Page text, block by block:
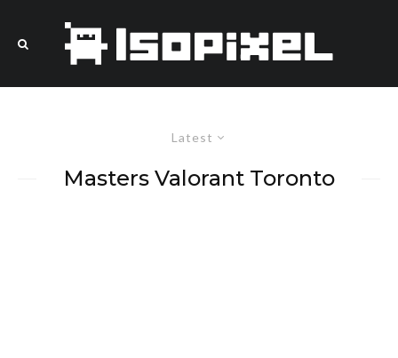
Latest
Masters Valorant Toronto